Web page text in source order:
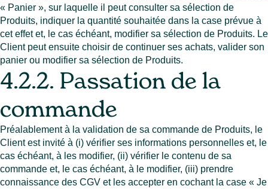
« Panier », sur laquelle il peut consulter sa sélection de
Produits, indiquer la quantité souhaitée dans la case prévue à
cet effet et, le cas échéant, modifier sa sélection de Produits. Le
Client peut ensuite choisir de continuer ses achats, valider son
panier ou modifier sa sélection de Produits.
4.2.2. Passation de la
commande
Préalablement à la validation de sa commande de Produits, le
Client est invité à (i) vérifier ses informations personnelles et, le
cas échéant, à les modifier, (ii) vérifier le contenu de sa
commande et, le cas échéant, à le modifier, (iii) prendre
connaissance des CGV et les accepter en cochant la case « Je